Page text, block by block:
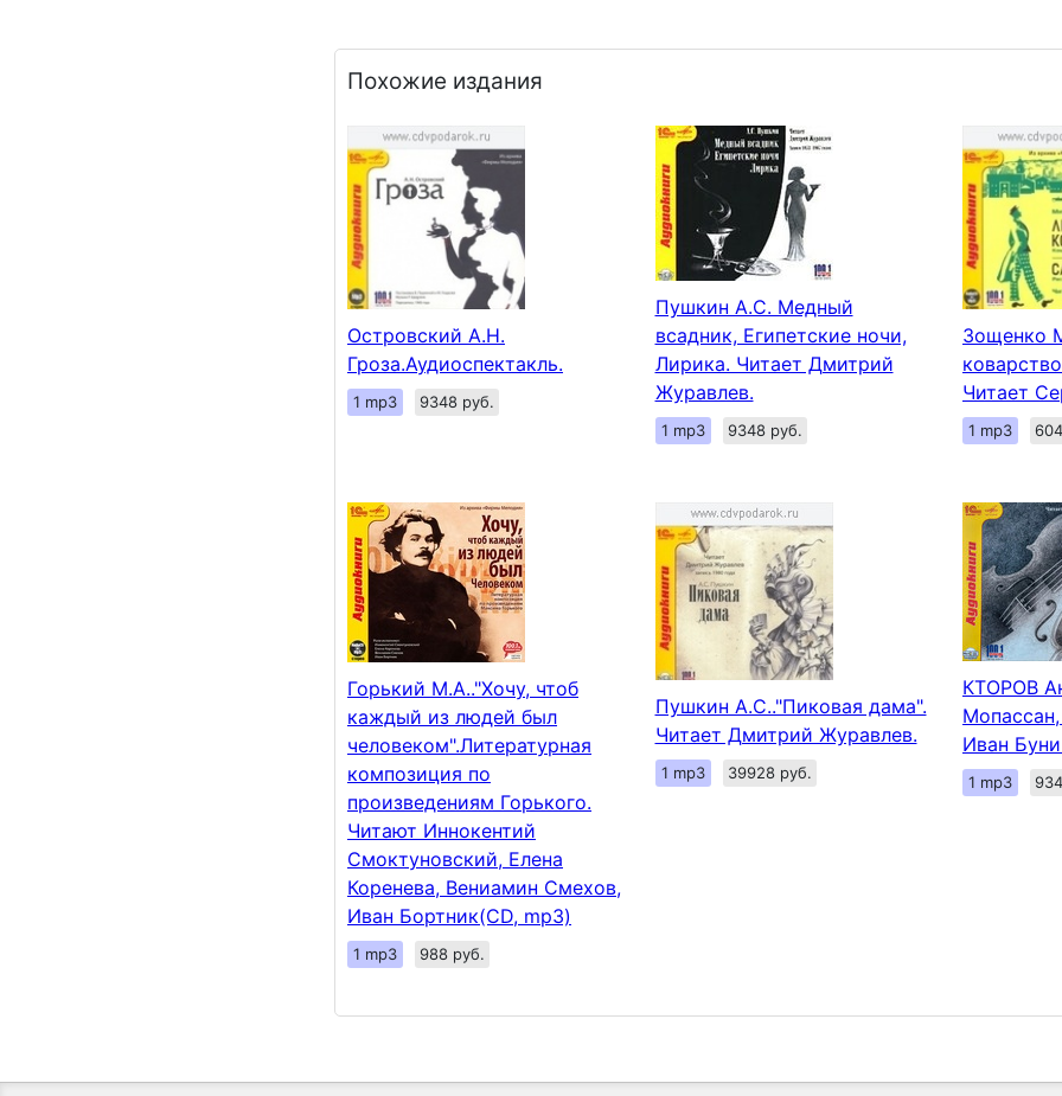
Похожие издания
Островский А.Н.
Гроза.Аудиоспектакль.
1 mp3 9348 руб.
Пушкин А.С. Медный
всадник, Египетские ночи,
Лирика. Читает Дмитрий
Журавлев.
1 mp3 9348 руб.
Зощенко
Читает
1 mp3
Горький М.А.."Хочу, чтоб
каждый из людей был
человеком".Литературная
композиция по
произведениям Горького.
Читают Иннокентий
Смоктуновский, Елена
Коренева, Вениамин Смехов,
Иван Бортник(CD, mp3)
1 mp3 988 руб.
Пушкин А.С.."Пиковая дама".
Читает Дмитрий Журавлев.
1 mp3 39928 руб.
КТОРОВ
Иван
1 mp3